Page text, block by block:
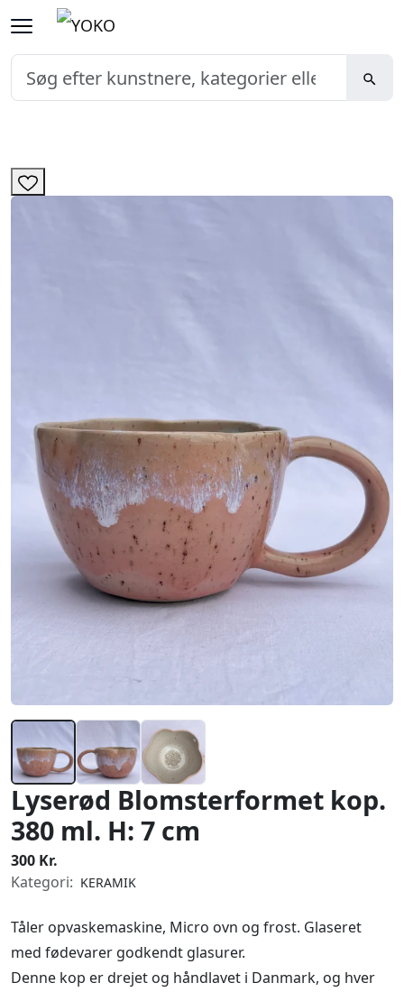
Lyserød Blomsterformet kop.
380 ml. H: 7 cm
300 Kr.
Kategori: KERAMIK
Tåler opvaskemaskine, Micro ovn og frost. Glaseret
med fødevarer godkendt glasurer.
Denne kop er drejet og håndlavet i Danmark, og hver